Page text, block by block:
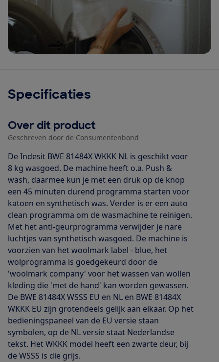
Specificaties
Over dit product
Geschreven door de Consumentenbond
De Indesit BWE 81484X WKKK NL is geschikt voor
8 kg wasgoed. De machine heeft o.a. Push &
wash, daarmee kun je met een druk op de knop
een 45 minuten durend programma starten voor
katoen en synthetisch was. Verder is er een auto
clean programma om de wasmachine te reinigen.
Met het anti-geurprogramma verwijder je nare
luchtjes van synthetisch wasgoed. De machine is
voorzien van het woolmark label - blue, het
wolprogramma is goedgekeurd door de
'woolmark company' voor het wassen van wollen
kleding die 'met de hand' kan worden gewassen.
De BWE 81484X WSSS EU en NL en BWE 81484X
WKKK EU zijn grotendeels gelijk aan elkaar. Op het
bedieningspaneel van de EU versie staan
symbolen, op de NL versie staat Nederlandse
tekst. Het WKKK model heeft een zwarte deur, bij
de WSSS is die grijs.